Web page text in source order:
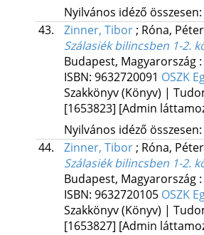
Nyilvános idéző
43.
Zinner, Tibor; Róna, Péter
Szálasiék bilincsben 1-2.
Budapest, Magyarország :
ISBN: 9632720091 OSZK
Szakkönyv (Könyv) |
[1653823] [Admin
Nyilvános idéző
44.
Zinner, Tibor; Róna, Péter
Szálasiék bilincsben 1-2.
Budapest, Magyarország :
ISBN: 9632720105 OSZK
Szakkönyv (Könyv) |
[1653827] [Admin